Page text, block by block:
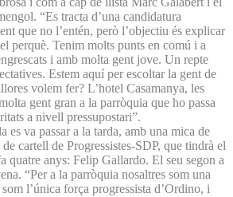
“Es tracta d’una candidatura
que no l’entén, però l’objectiu és explicar
perquè. Tenim molts punts en comú i a
i amb molta gent jove. Un repte
Estem aquí per escoltar la gent de
volem fer? L’hotel Casamanya, les
gent gran a la parròquia que ho passa
a nivell pressupostari”.
es va passar a la tarda, amb una mica de
cartell de Progressistes-SDP, que tindrà el
quatre anys: Felip Gallardo. El seu segon a
“Per a la parròquia nosaltres som una
l’única força progressista d’Ordino, i